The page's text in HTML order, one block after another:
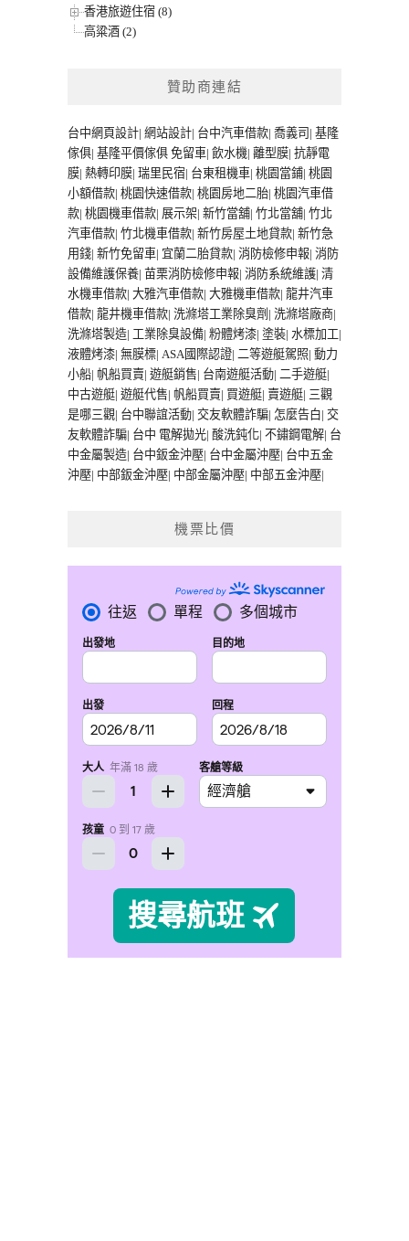
香港旅遊住宿 (8)
高粱酒 (2)
贊助商連結
台中網頁設計| 網站設計| 台中汽車借款| 喬義司 | 基隆
傢俱| 基隆平價傢俱 免留車| 飲水機| 離型膜| 抗靜電
膜| 熱轉印膜| 瑞里民宿| 台東租機車| 桃園當鋪| 桃園
小額借款| 桃園快速借款| 桃園房地二胎| 桃園汽車借
款| 桃園機車借款| 展示架| 新竹當舖| 竹北當舖| 竹北
汽車借款| 竹北機車借款| 新竹房屋土地貸款| 新竹急
用錢| 新竹免留車| 宜蘭二胎貸款| 消防檢修申報| 消防
設備維護保養| 苗栗消防檢修申報| 消防系統維護| 清
水機車借款| 大雅汽車借款| 大雅機車借款| 龍井汽車
借款| 龍井機車借款| 洗滌塔工業除臭劑 | 洗滌塔廠商|
洗滌塔製造| 工業除臭設備| 粉體烤漆| 塗裝| 水標加工|
液體烤漆| 無膜標| ASA國際認證| 二等遊艇駕照| 動力
小船| 帆船買賣| 遊艇銷售| 台南遊艇活動| 二手遊艇|
中古遊艇| 遊艇代售| 帆船買賣| 買遊艇| 賣遊艇| 三觀
是哪三觀| 台中聯誼活動| 交友軟體詐騙| 怎麼告白| 交
友軟體詐騙| 台中 電解拋光| 酸洗鈍化| 不鏽鋼電解| 台
中金屬製造| 台中鈑金沖壓| 台中金屬沖壓| 台中五金
沖壓| 中部鈑金沖壓| 中部金屬沖壓| 中部五金沖壓|
機票比價